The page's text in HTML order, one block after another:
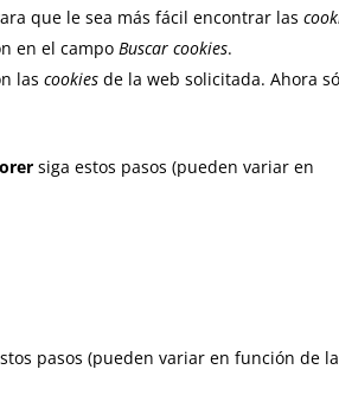
que le sea más fácil encontrar las
en el campoBuscar cookies.
lascookies de la web solicitada. Ahora
siga estos pasos (pueden variar en
pasos (pueden variar en función de la